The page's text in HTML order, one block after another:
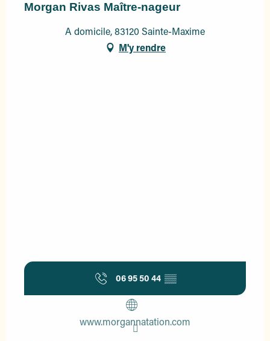
Morgan Rivas Maître-nageur
A domicile, 83120 Sainte-Maxime
M'y rendre
06 95 50 44 ▒▒
www.morgannatation.com